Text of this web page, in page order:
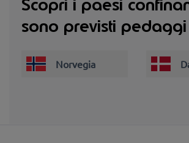
Scopri i paesi
sono previsti pedaggi
Norvegia